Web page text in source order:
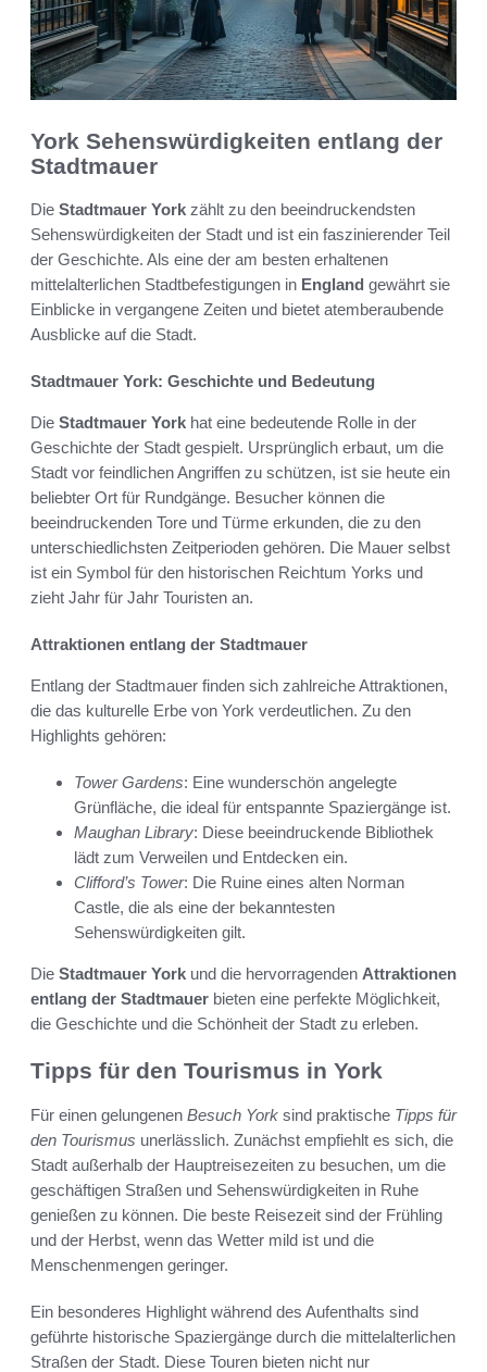
York Sehenswürdigkeiten entlang der
Stadtmauer
Die Stadtmauer York zählt zu den beeindruckendsten
Sehenswürdigkeiten der Stadt und ist ein faszinierender Teil
der Geschichte. Als eine der am besten erhaltenen
mittelalterlichen Stadtbefestigungen in England gewährt sie
Einblicke in vergangene Zeiten und bietet atemberaubende
Ausblicke auf die Stadt.
Stadtmauer York: Geschichte und Bedeutung
Die Stadtmauer York hat eine bedeutende Rolle in der
Geschichte der Stadt gespielt. Ursprünglich erbaut, um die
Stadt vor feindlichen Angriffen zu schützen, ist sie heute ein
beliebter Ort für Rundgänge. Besucher können die
beeindruckenden Tore und Türme erkunden, die zu den
unterschiedlichsten Zeitperioden gehören. Die Mauer selbst
ist ein Symbol für den historischen Reichtum Yorks und
zieht Jahr für Jahr Touristen an.
Attraktionen entlang der Stadtmauer
Entlang der Stadtmauer finden sich zahlreiche Attraktionen,
die das kulturelle Erbe von York verdeutlichen. Zu den
Highlights gehören:
Tower Gardens: Eine wunderschön angelegte
Grünfläche, die ideal für entspannte Spaziergänge ist.
Maughan Library: Diese beeindruckende Bibliothek
lädt zum Verweilen und Entdecken ein.
Clifford’s Tower: Die Ruine eines alten Norman
Castle, die als eine der bekanntesten
Sehenswürdigkeiten gilt.
Die Stadtmauer York und die hervorragenden Attraktionen
entlang der Stadtmauer bieten eine perfekte Möglichkeit,
die Geschichte und die Schönheit der Stadt zu erleben.
Tipps für den Tourismus in York
Für einen gelungenen Besuch York sind praktische Tipps für
den Tourismus unerlässlich. Zunächst empfiehlt es sich, die
Stadt außerhalb der Hauptreisezeiten zu besuchen, um die
geschäftigen Straßen und Sehenswürdigkeiten in Ruhe
genießen zu können. Die beste Reisezeit sind der Frühling
und der Herbst, wenn das Wetter mild ist und die
Menschenmengen geringer.
Ein besonderes Highlight während des Aufenthalts sind
geführte historische Spaziergänge durch die mittelalterlichen
Straßen der Stadt. Diese Touren bieten nicht nur